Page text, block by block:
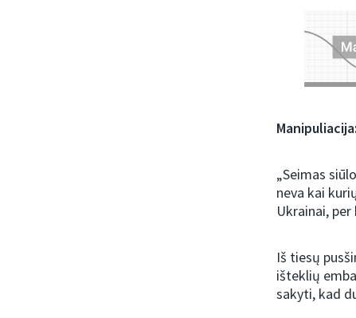
„Seimas
neva kai
Ukrainai,
Iš tiesų
išteklių
sakyti, kad